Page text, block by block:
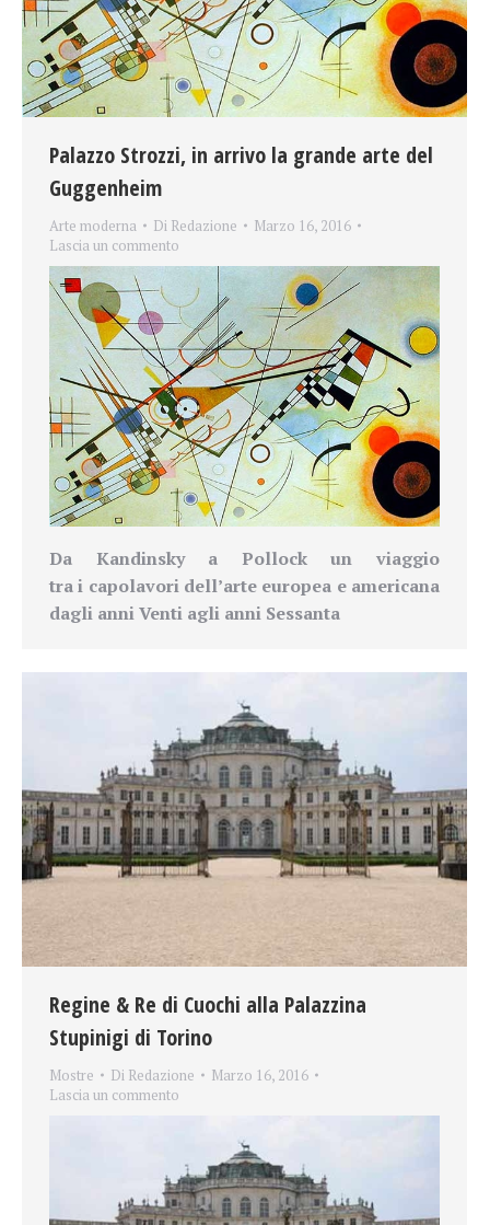
Palazzo Strozzi, in arrivo la grande arte del
Guggenheim
Arte moderna Di Redazione
Marzo 16, 2016
Lascia un commento
Da Kandinsky a Pollock un viaggio
trai capolavori dell’arte europea e americana
dagli anni Venti agli anni Sessanta
Regine & Re di Cuochi alla Palazzina
Stupinigi di Torino
Mostre Di Redazione
Marzo 16, 2016
Lascia un commento